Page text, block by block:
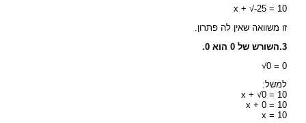
x + √-25 = 10
זו משוואה שאין לה פתרון.
3.השורש של 0 הוא 0.
√0 = 0
למשל:
x + √0 = 10
x + 0 = 10
x = 10